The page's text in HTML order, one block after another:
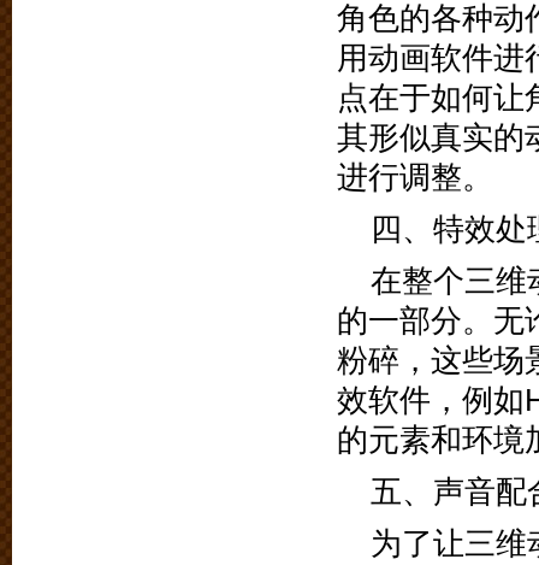
角色的各种动
用动画软件进
点在于如何让
其形似真实的
进行调整。
四、特效处
在整个三维
的一部分。无
粉碎，这些场
效软件，例如
的元素和环境
五、声音配
为了让三维